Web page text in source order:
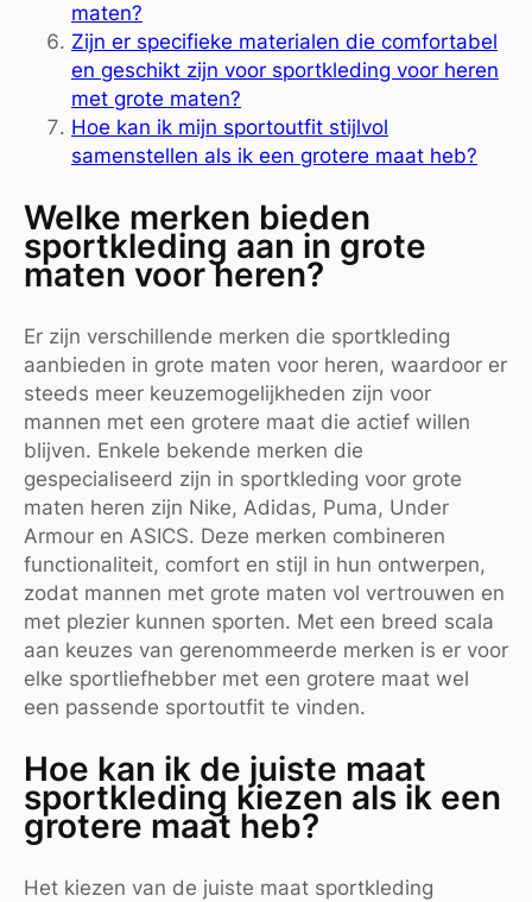
maten?
Zijn er specifieke materialen die comfortabel
en geschikt zijn voor sportkleding voor heren
met grote maten?
Hoe kan ik mijn sportoutfit stijlvol
samenstellen als ik een grotere maat heb?
Welke merken bieden
sportkleding aan in grote
maten voor heren?
Er zijn verschillende merken die sportkleding
aanbieden in grote maten voor heren, waardoor er
steeds meer keuzemogelijkheden zijn voor
mannen met een grotere maat die actief willen
blijven. Enkele bekende merken die
gespecialiseerd zijn in sportkleding voor grote
maten heren zijn Nike, Adidas, Puma, Under
Armour en ASICS. Deze merken combineren
functionaliteit, comfort en stijl in hun ontwerpen,
zodat mannen met grote maten vol vertrouwen en
met plezier kunnen sporten. Met een breed scala
aan keuzes van gerenommeerde merken is er voor
elke sportliefhebber met een grotere maat wel
een passende sportoutfit te vinden.
Hoe kan ik de juiste maat
sportkleding kiezen als ik een
grotere maat heb?
Het kiezen van de juiste maat sportkleding